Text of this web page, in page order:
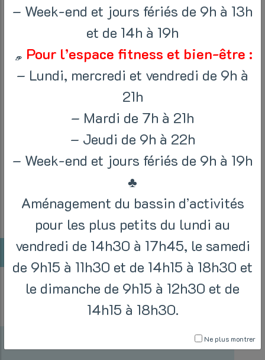
Home/Cours/ Aquastretch
Cours doux, ouvert pour tous sans
restriction, adapté pour une reprise
d’activité physique en douceur. Matériel
en mousse à disposition.
SUIVEZ-NOUS SUR
– Week-end et jours fériés de 9h à 13h
et de 14h à 19h
Pour l’espace fitness et bien-être :
– Lundi, mercredi et vendredi de 9h à
21h
– Mardi de 7h à 21h
– Jeudi de 9h à 22h
– Week-end et jours fériés de 9h à 19h
♣
Aménagement du bassin d’activités
pour les plus petits du lundi au
vendredi de 14h30 à 17h45, le samedi
de 9h15 à 11h30 et de 14h15 à 18h30 et
le dimanche de 9h15 à 12h30 et de
14h15 à 18h30.
Ne plus montrer